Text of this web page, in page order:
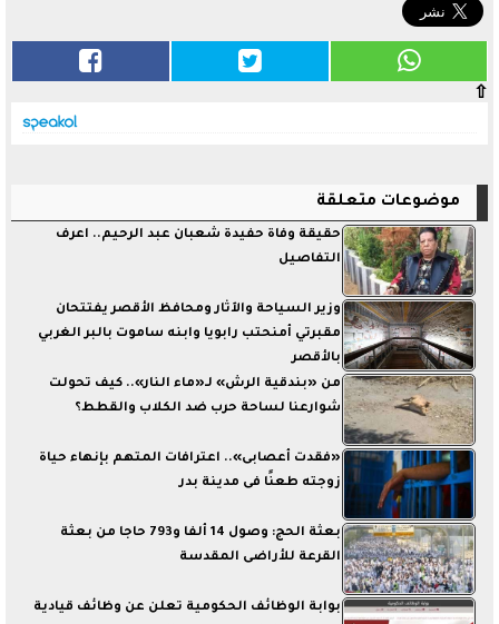
⇧
موضوعات متعلقة
حقيقة وفاة حفيدة شعبان عبد الرحيم.. اعرف
التفاصيل
وزير السياحة والآثار ومحافظ الأقصر يفتتحان
مقبرتي أمنحتب رابويا وابنه ساموت بالبر الغربي
بالأقصر
من «بندقية الرش» لـ«ماء النار».. كيف تحولت
شوارعنا لساحة حرب ضد الكلاب والقطط؟
«فقدت أعصابى».. اعترافات المتهم بإنهاء حياة
زوجته طعنًا فى مدينة بدر
بعثة الحج: وصول 14 ألفا و793 حاجا من بعثة
القرعة للأراضى المقدسة
بوابة الوظائف الحكومية تعلن عن وظائف قيادية